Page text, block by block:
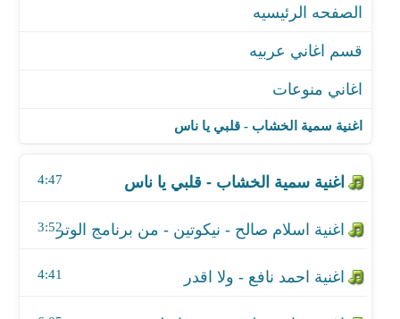
اغنية سمية الخشاب - قلبي يا ناس
اغنية سمية الخشاب - قلبي يا ناس
4:47
اغنية اسلام صالح - نيكوتين - من برنامج الوتر
3:52
اغنية احمد نافع - ولا اقدر
4:41
اغنية مرام - حبيبي تعال